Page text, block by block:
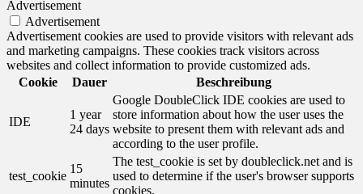
Advertisement
Advertisement
Advertisement cookies are used to provide visitors with relevant ads
and marketing campaigns. These cookies track visitors across
websites and collect information to provide customized ads.
Cookie
Dauer Beschreibung
IDE
1 year
24 days
Google DoubleClick IDE cookies are used to
store information about how the user uses the
website to present them with relevant ads and
according to the user profile.
test_cookie
15
minutes
The test_cookie is set by doubleclick.net and is
used to determine if the user's browser supports
cookies.